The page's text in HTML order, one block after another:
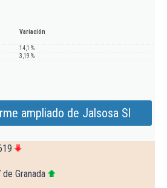
Variación
14,1 %
3,19 %
ampliado de Jalsosa Sl
Granada